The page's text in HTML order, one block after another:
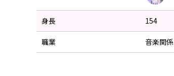
身長 154
職業 音楽関係